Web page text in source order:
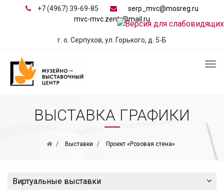
+7 (4967) 39-69-85
serp_mvc@mosreg.ru
mvc-mvc.zentr@mail.ru
г. о. Серпухов, ул. Горького, д. 5-Б
ВЫСТАВКА ГРАФИКИ
Выставки Проект «Розовая стена»
Виртуальные выставки